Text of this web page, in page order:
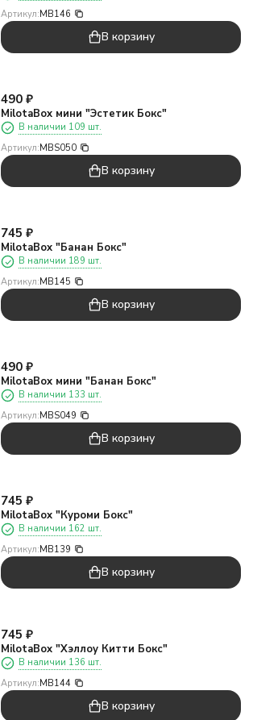
Артикул:MB146
В корзину
490 ₽
MilotaBox мини "Эстетик Бокс"
В наличии 109 шт.
Артикул:MBS050
В корзину
745 ₽
MilotaBox "Банан Бокс"
В наличии 189 шт.
Артикул:MB145
В корзину
490 ₽
MilotaBox мини "Банан Бокс"
В наличии 133 шт.
Артикул:MBS049
В корзину
745 ₽
MilotaBox "Куроми Бокс"
В наличии 162 шт.
Артикул:MB139
В корзину
745 ₽
MilotaBox "Хэллоу Китти Бокс"
В наличии 136 шт.
Артикул:MB144
В корзину